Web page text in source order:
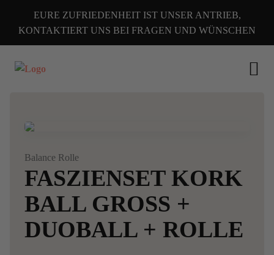
EURE ZUFRIEDENHEIT IST UNSER ANTRIEB,
KONTAKTIERT UNS BEI FRAGEN UND WÜNSCHEN
Balance Rolle
FASZIENSET KORK
BALL GROSS + D
UOBALL + ROLLE